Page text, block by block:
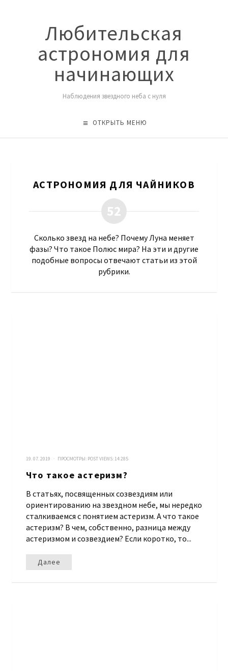
Любительская
астрономия для
начинающих
Наблюдения звездного неба с нуля
ОТКРЫТЬ МЕНЮ
АСТРОНОМИЯ ДЛЯ ЧАЙНИКОВ
52
Сколько звезд на небе? Почему Луна меняет
фазы? Что такое Полюс мира? На эти и другие
подобные вопросы отвечают статьи из этой
рубрики.
19. 07. 2019 · ПРОСМОТРЫ: POST VIEWS: 14 285
Что такое астеризм?
В статьях, посвященных созвездиям или
ориентированию на звездном небе, мы нередко
сталкиваемся с понятием астеризм. А что такое
астеризм? В чем, собственно, разница между
астеризмом и созвездием? Если коротко, то...
Далее